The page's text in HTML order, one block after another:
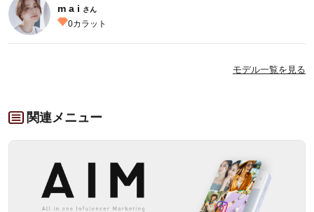
m a i さん
0カラット
モデル一覧を見る
関連メニュー